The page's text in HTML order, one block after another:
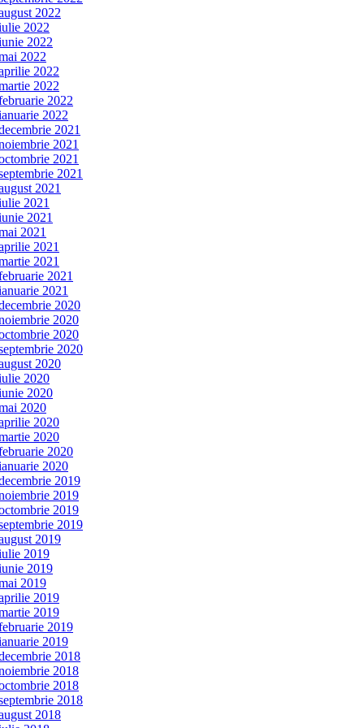
2022
2022
2022
2022
2022
2022
2022
2022
2021
2021
2021
2021
2021
2021
2021
2021
2021
2021
2021
2021
2020
2020
2020
2020
2020
2020
2020
2020
2020
2020
2020
2020
2019
2019
2019
2019
2019
2019
2019
2019
2019
2019
2019
2019
2018
2018
2018
2018
2018